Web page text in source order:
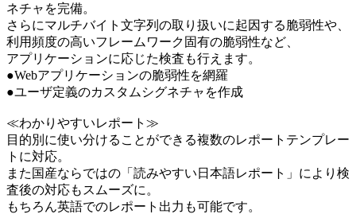
ネチャを完備。
さらにマルチバイト文字列の取り扱いに起因する脆弱性や、
利用頻度の高いフレームワーク固有の脆弱性など、
アプリケーションに応じた検査も行えます。
●Webアプリケーションの脆弱性を網羅
●ユーザ定義のカスタムシグネチャを作成
≪わかりやすいレポート≫
目的別に使い分けることができる複数のレポートテンプレー
トに対応。
また国産ならではの「読みやすい日本語レポート」により検
査後の対応もスムーズに。
もちろん英語でのレポート出力も可能です。